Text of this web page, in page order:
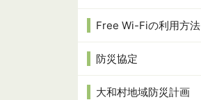
Free Wi-Fiの利用方法
防災協定
大和村地域防災計画